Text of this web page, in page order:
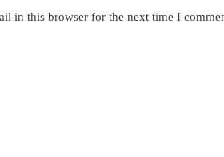
in this browser for the next time I